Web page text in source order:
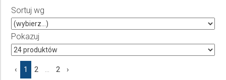
Producent
Wybierz producenta
Cena
Sortuj wg
Pokazuj
‹ 1 2 ... 2 ›